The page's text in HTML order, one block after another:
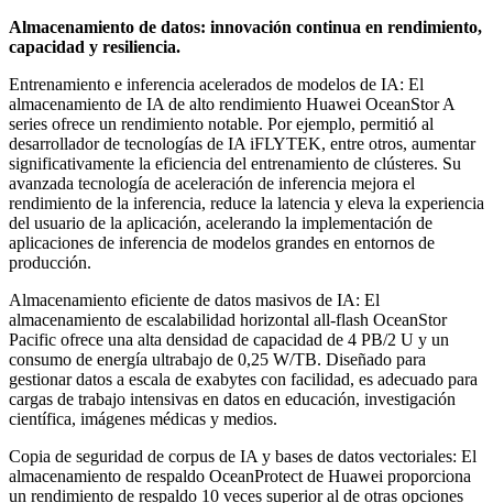
Almacenamiento de datos: innovación continua en rendimiento,
capacidad y resiliencia.
Entrenamiento e inferencia acelerados de modelos de IA: El
almacenamiento de IA de alto rendimiento Huawei OceanStor A
series ofrece un rendimiento notable. Por ejemplo, permitió al
desarrollador de tecnologías de IA iFLYTEK, entre otros, aumentar
significativamente la eficiencia del entrenamiento de clústeres. Su
avanzada tecnología de aceleración de inferencia mejora el
rendimiento de la inferencia, reduce la latencia y eleva la experiencia
del usuario de la aplicación, acelerando la implementación de
aplicaciones de inferencia de modelos grandes en entornos de
producción.
Almacenamiento eficiente de datos masivos de IA: El
almacenamiento de escalabilidad horizontal all-flash OceanStor
Pacific ofrece una alta densidad de capacidad de 4 PB/2 U y un
consumo de energía ultrabajo de 0,25 W/TB. Diseñado para
gestionar datos a escala de exabytes con facilidad, es adecuado para
cargas de trabajo intensivas en datos en educación, investigación
científica, imágenes médicas y medios.
Copia de seguridad de corpus de IA y bases de datos vectoriales: El
almacenamiento de respaldo OceanProtect de Huawei proporciona
un rendimiento de respaldo 10 veces superior al de otras opciones